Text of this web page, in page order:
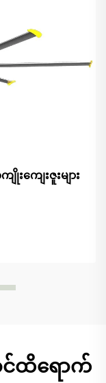
ကျေးဇူးများ
င်ထိရောက်